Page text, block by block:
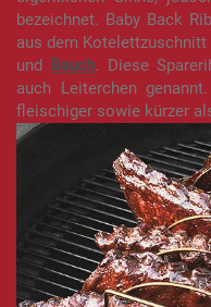
bezeichnet. Baby Back
aus dem
und Bauch. Diese
auch Leiterchen
fleischiger sowie kürzer